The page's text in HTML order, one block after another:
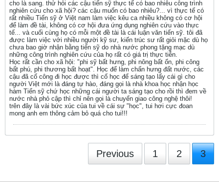
cho là sang. thử hỏi các cậu tiến sỹ thực tế có bao nhiêu công trình
nghiên cứu cho xã hội? các cậu muốn có bao nhiêu?... vì thực tế có
rất nhiều Tiến sỹ ở Việt nam làm việc kêu ca nhiều không có cơ hội
để làm đề tài, không có cơ hội đưa ứng dụng nghiên cứu vào thực
tế... và cuối cùng họ có mỗi một đề tài là cái luận văn tiến sỹ. tôi đã
được làm việc với nhiều người kỹ sư, kiến trúc sư rất giỏi mặc dù họ
chưa bao giờ nhận bằng tiến sỹ do nhà nước phong tặng mạc dù
những công trình nghiên cứu của họ rất có giá trị thực tiễn.
Học rất cần cho xã hội: "phi sỹ bất hưng, phi nông bất ổn, phi công
bất phú, phi thương bất hoạt". Học để làm chấn hưng đất nước, các
cậu đã cố công đi học được thì cố học để sáng tạo lấy cái gì cho
người Việt mới là đáng tự hào, đáng gọi là nhà khoa học nhận học
hàm Tiến sỹ chứ học những cái người ta sáng tạo cho rồi thì đem về
nước nhà phỏ cập thì chỉ nên gọi là chuyển giao công nghệ thôi!
trên đây là vài bức xúc của tui về cái sự "học", tui hơi cực đoan
mong anh em thông cảm bỏ quá cho tui!!!
Previous 1 2 3